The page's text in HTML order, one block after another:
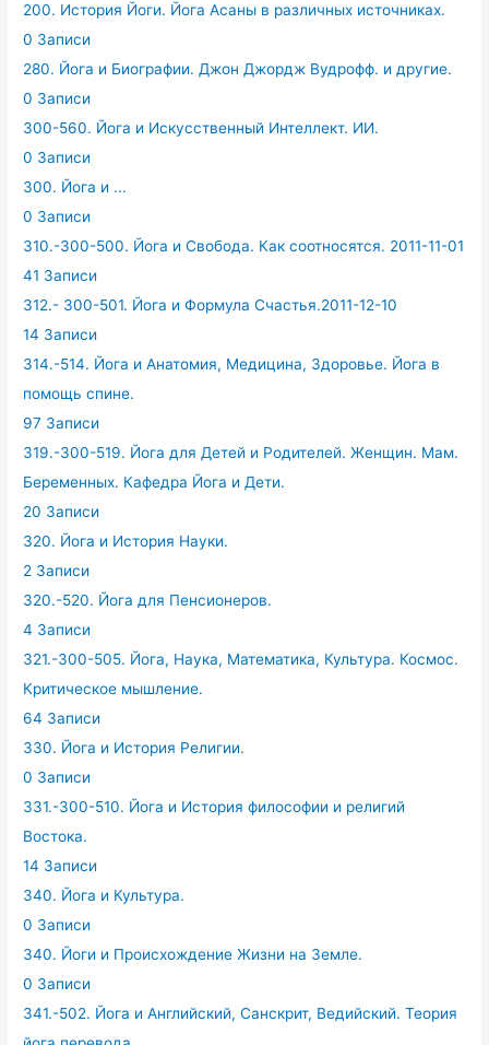
200. История Йоги. Йога Асаны в различных источниках.
0 Записи
280. Йога и Биографии. Джон Джордж Вудрофф. и другие.
0 Записи
300-560. Йога и Искусственный Интеллект. ИИ.
0 Записи
300. Йога и ...
0 Записи
310.-300-500. Йога и Свобода. Как соотносятся. 2011-11-01
41 Записи
312.- 300-501. Йога и Формула Счастья.2011-12-10
14 Записи
314.-514. Йога и Анатомия, Медицина, Здоровье. Йога в
помощь спине.
97 Записи
319.-300-519. Йога для Детей и Родителей. Женщин. Мам.
Беременных. Кафедра Йога и Дети.
20 Записи
320. Йога и История Науки.
2 Записи
320.-520. Йога для Пенсионеров.
4 Записи
321.-300-505. Йога, Наука, Математика, Культура. Космос.
Критическое мышление.
64 Записи
330. Йога и История Религии.
0 Записи
331.-300-510. Йога и История философии и религий
Востока.
14 Записи
340. Йога и Культура.
0 Записи
340. Йоги и Происхождение Жизни на Земле.
0 Записи
341.-502. Йога и Английский, Санскрит, Ведийский. Теория